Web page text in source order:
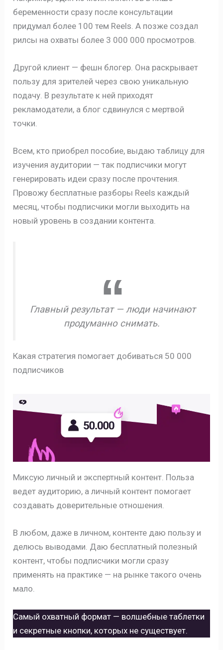
беременности сразу после консультации
придумал более 100 тем Reels. А позже создал
рилсы на охваты более 3 000 000 просмотров.
Другой клиент — фешн блогер. Она раскрывает
пользу для зрителей через свою уникальную
подачу. В результате к ней приходят
рекламодатели, а блог сдвинулся с мертвой
точки.
Всем, кто приобрел пособие, выдаю таблицу для
изучения аудитории — так подписчики могут
генерировать идеи сразу после прочтения.
Провожу бесплатные разборы Reels каждый
месяц, чтобы подписчики могли выходить на
новый уровень в создании контента.
Главный результат — люди начинают
продуманно снимать.
Какая стратегия помогает добиваться 50 000
подписчиков
Миксую личный и экспертный контент. Польза
ведет аудиторию, а личный контент помогает
создавать доверительные отношения.
В любом, даже в личном, контенте даю пользу и
делюсь выводами. Даю бесплатный полезный
контент, чтобы подписчики могли сразу
применять на практике — на рынке такого очень
мало.
Самый охватный формат — волшебные таблетки
и секретные кнопки, которых не существует.